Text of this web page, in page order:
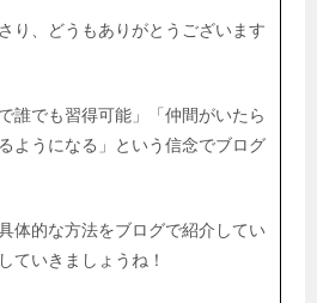
り、どうもありがとうございます
誰でも習得可能」「仲間がいたら
ようになる」という信念でブログ
体的な方法をブログで紹介してい
ていきましょうね！